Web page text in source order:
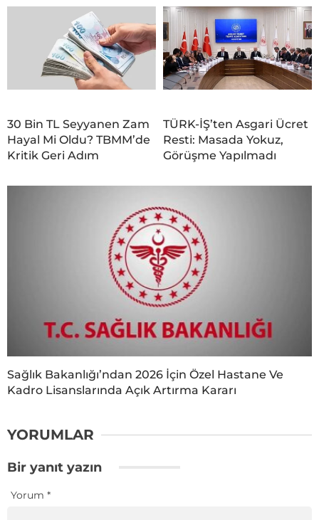
30 Bin TL Seyyanen Zam
Hayal Mi Oldu? TBMM’de
Kritik Geri Adım
TÜRK-İŞ’ten Asgari Ücret
Resti: Masada Yokuz,
Görüşme Yapılmadı
Sağlık Bakanlığı’ndan 2026 İçin Özel Hastane Ve
Kadro Lisanslarında Açık Artırma Kararı
YORUMLAR
Bir yanıt yazın
Yorum *